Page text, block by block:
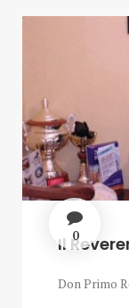
0
Il
Don Primo